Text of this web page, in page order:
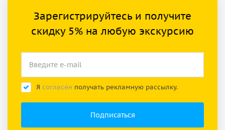
Зарегистрируйтесь и получите
скидку 5% на любую экскурсию
Я согласен получать рекламную рассылку.